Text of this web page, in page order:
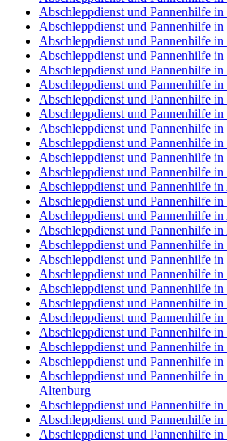
Abschleppdienst und Pannenhilfe
Abschleppdienst und Pannenhilfe
Abschleppdienst und Pannenhilfe
Abschleppdienst und Pannenhilfe in
Abschleppdienst und Pannenhilfe
Abschleppdienst und Pannenhilfe
Abschleppdienst und Pannenhilfe
Abschleppdienst und Pannenhilfe
Abschleppdienst und Pannenhilfe
Abschleppdienst und Pannenhilfe
Abschleppdienst und Pannenhilfe
Abschleppdienst und Pannenhilfe
Abschleppdienst und Pannenhilfe in
Abschleppdienst und Pannenhilfe
Abschleppdienst und Pannenhilfe in
Abschleppdienst und Pannenhilfe in
Abschleppdienst und Pannenhilfe
Abschleppdienst und Pannenhilfe
Abschleppdienst und Pannenhilfe
Abschleppdienst und Pannenhilfe
Abschleppdienst und Pannenhilfe in
Abschleppdienst und Pannenhilfe
Abschleppdienst und Pannenhilfe in
Abschleppdienst und Pannenhilfe
Abschleppdienst und Pannenhilfe
Abschleppdienst und Pannenhilfe
Altenburg
Abschleppdienst und Pannenhilfe in
Abschleppdienst und Pannenhilfe
Abschleppdienst und Pannenhilfe